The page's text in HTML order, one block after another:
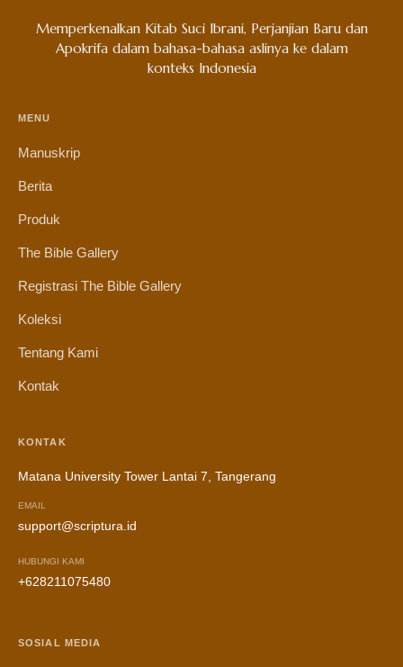
Memperkenalkan Kitab Suci Ibrani, Perjanjian Baru dan
Apokrifa dalam bahasa-bahasa aslinya ke dalam
konteks Indonesia
MENU
Manuskrip
Berita
Produk
The Bible Gallery
Registrasi The Bible Gallery
Koleksi
Tentang Kami
Kontak
KONTAK
Matana University Tower Lantai 7, Tangerang
EMAIL
support@scriptura.id
HUBUNGI KAMI
+628211075480
SOSIAL MEDIA